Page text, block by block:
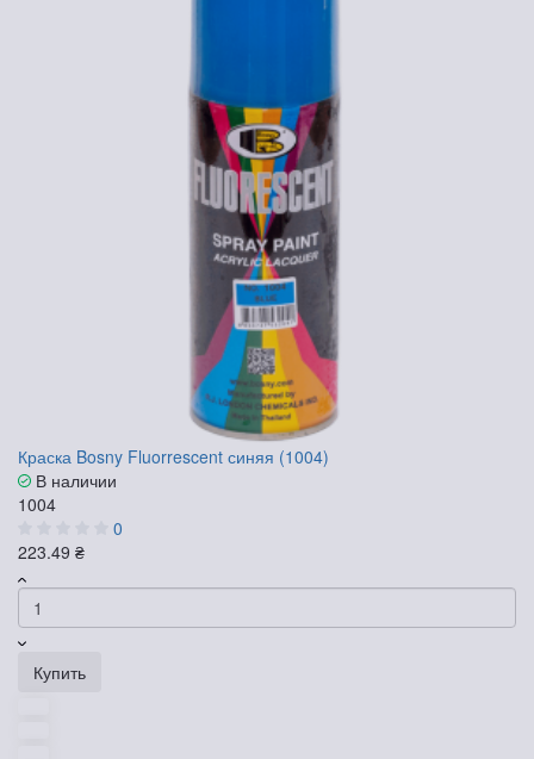
Краска Bosny Fluorrescent синяя (1004)
В наличии
1004
0
223.49 ₴
Купить